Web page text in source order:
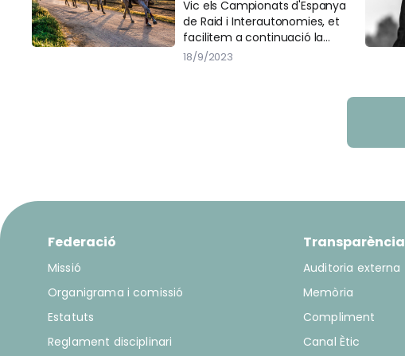
Vic els Campionats d'Espanya
de Raid i Interautonomies, et
facilitem a continuació la
informació més rellevant
18/9/2023
Federació
Missió
Organigrama i comissió
Estatuts
Reglament disciplinari
Transparència
Auditoria externa
Memòria
Compliment
Canal Ètic